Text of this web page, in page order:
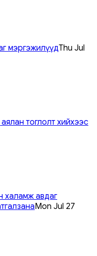
мэргэжилүүдThu Jul
тоглолт хийхээс
халамж авдаг
Mon Jul 27